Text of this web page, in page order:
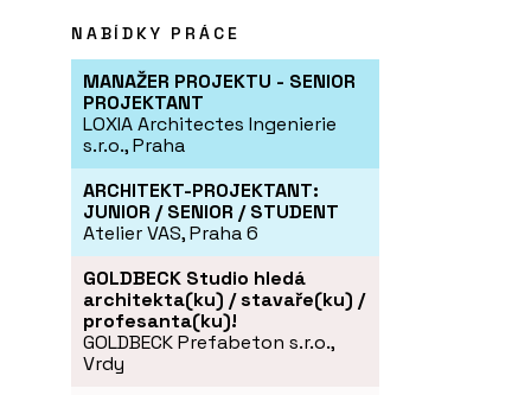
NABÍDKY PRÁCE
MANAŽER PROJEKTU - SENIOR
PROJEKTANT
LOXIA Architectes Ingenierie
s.r.o., Praha
ARCHITEKT-PROJEKTANT:
JUNIOR / SENIOR / STUDENT
Atelier VAS, Praha 6
GOLDBECK Studio hledá
architekta(ku) / stavaře(ku) /
profesanta(ku)!
GOLDBECK Prefabeton s.r.o.,
Vrdy